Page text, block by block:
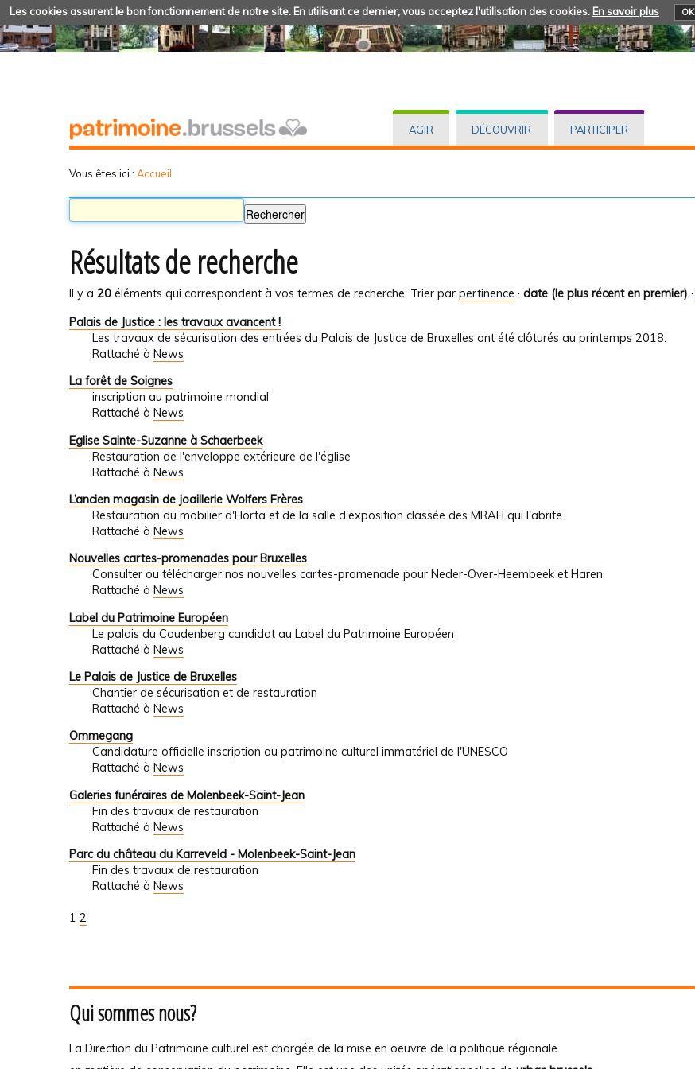
Les cookies assurent le bon fonctionnement de notre site. En utilisant ce dernier, vous acceptez l'utilisation des cookies. En savoir plus OK
AGIR DÉCOUVRIR PARTICIPER
Vous êtes ici : Accueil
Résultats de recherche
Il y a 20 éléments qui correspondent à vos termes de recherche. Trier par pertinence · date (le plus récent en premier) ·
Palais de Justice : les travaux avancent !
Les travaux de sécurisation des entrées du Palais de Justice de Bruxelles ont été clôturés au printemps 2018.
Rattaché à News
La forêt de Soignes
inscription au patrimoine mondial
Rattaché à News
Eglise Sainte-Suzanne à Schaerbeek
Restauration de l'enveloppe extérieure de l'église
Rattaché à News
L’ancien magasin de joaillerie Wolfers Frères
Restauration du mobilier d'Horta et de la salle d'exposition classée des MRAH qui l'abrite
Rattaché à News
Nouvelles cartes-promenades pour Bruxelles
Consulter ou télécharger nos nouvelles cartes-promenade pour Neder-Over-Heembeek et Haren
Rattaché à News
Label du Patrimoine Européen
Le palais du Coudenberg candidat au Label du Patrimoine Européen
Rattaché à News
Le Palais de Justice de Bruxelles
Chantier de sécurisation et de restauration
Rattaché à News
Ommegang
Candidature officielle inscription au patrimoine culturel immatériel de l'UNESCO
Rattaché à News
Galeries funéraires de Molenbeek-Saint-Jean
Fin des travaux de restauration
Rattaché à News
Parc du château du Karreveld - Molenbeek-Saint-Jean
Fin des travaux de restauration
Rattaché à News
1 2
Qui sommes nous?
La Direction du Patrimoine culturel est chargée de la mise en oeuvre de la politique régionale